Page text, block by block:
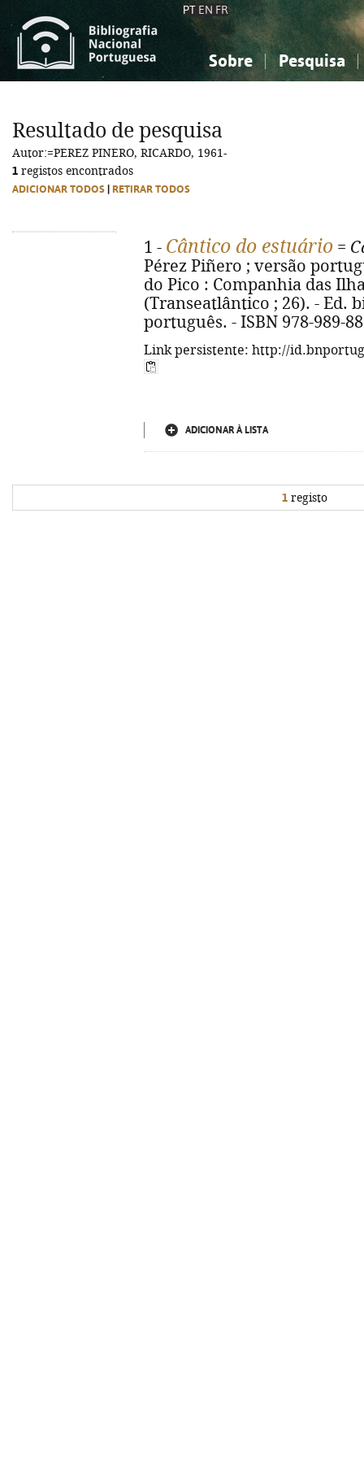
PT EN FR
Sobre Pesquisa
Ciências sociais...
Ciências sociais...
Resultado de pesquisa
Autor:=PEREZ PINERO, RICARDO, 1961-
1 registos encontrados
ADICIONAR TODOS RETIRAR TODOS
1 - Cântico do estuário =
Pérez Piñero ; versão
do Pico : Companhia das
(Transeatlântico ; 26). - Ed.
português. - ISBN 978-989-
Link persistente: http://
ADICIONAR À LISTA
1 registo